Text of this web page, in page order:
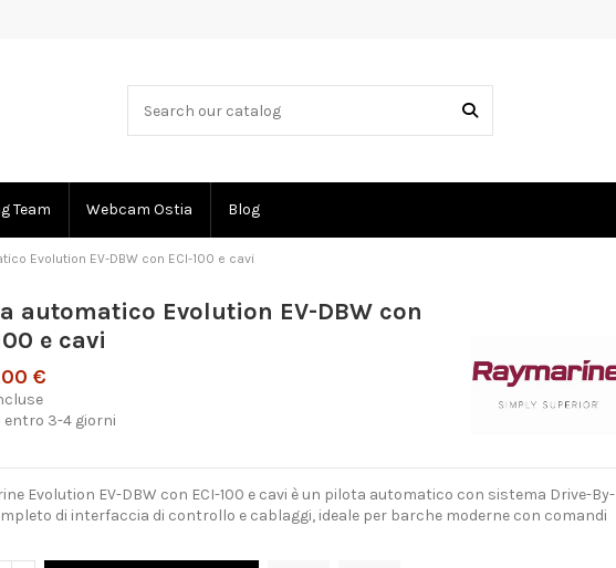
Team Webcam Ostia Blog
Evolution EV-DBW con ECI-100 e cavi
automatico Evolution EV-DBW con
e cavi
€
entro 3-4 giorni
Evolution EV-DBW con ECI-100 e cavi è un pilota automatico con sistema Drive-By-
di interfaccia di controllo e cablaggi, ideale per barche moderne con comandi